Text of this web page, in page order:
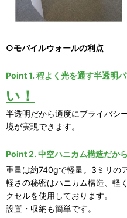
○モバイルウォールの利点
Point 1. 程よく光を通す半透明
い！
半透明だから適度にプライバシ
境が実現できます。
Point 2. 中空ハニカム構造だから
重量は約740gで軽量。3ミリの
軽さの秘密はハニカム構造、軽
クセルを使用しております。
設置・収納も簡単です。